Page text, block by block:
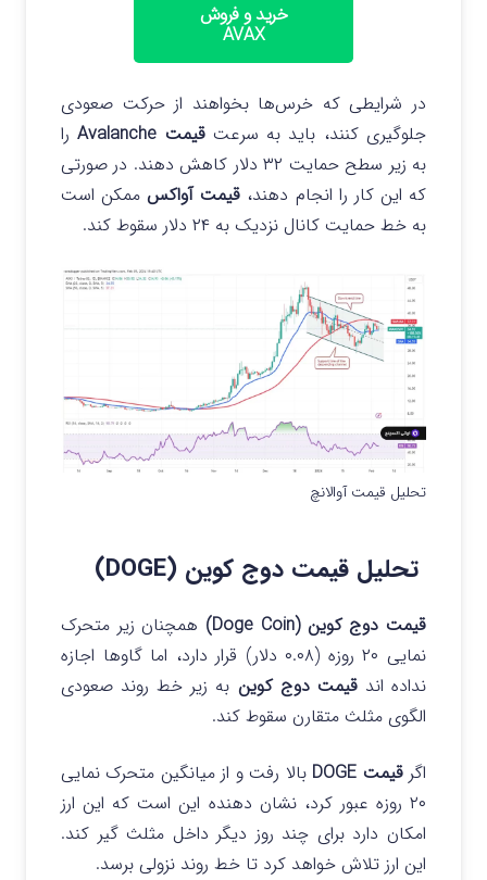
خرید و فروش
AVAX
در شرایطی که خرس‌ها بخواهند از حرکت صعودی
جلوگیری کنند، باید به سرعتقیمت Avalanche
را
به زیر سطح حمایت ۳۲ دلار کاهش دهند. در صورتی
که این کار را انجام دهند، قیمت آواکسممکن است
به خط حمایت کانال نزدیک به ۲۴ دلار سقوط کند.
تحلیل قیمت آوالانچ
تحلیل قیمت دوج کوین (DOGE)
قیمت دوج کوین (Doge Coin)
همچنان زیر متحرک
نمایی ۲۰ روزه (۰.۰۸ دلار) قرار دارد، اما گاوها اجازه
نداده اندقیمت دوج کوین به زیر خط روند صعودی
الگوی مثلث متقارن سقوط کند.
اگرقیمت DOGE
بالا رفت و از میانگین متحرک نمایی
۲۰ روزه عبور کرد، نشان دهنده این است که این ارز
امکان دارد برای چند روز دیگر داخل مثلث گیر کند.
این ارز تلاش خواهد کرد تا خط روند نزولی برسد.